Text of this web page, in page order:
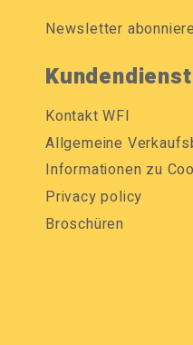
Newsletter
Kundendienst
Kontakt WFI
Allgemeine
Informationen zu
Privacy policy
Broschüren